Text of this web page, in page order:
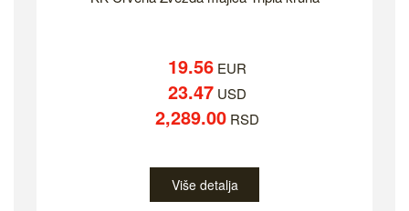
19.56EUR
23.47USD
2,289.00RSD
Više detalja